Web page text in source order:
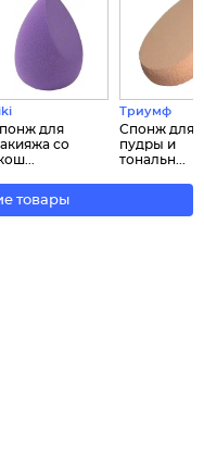
для
со
Триумф
Спонж для
пудры и
тональн...
товары